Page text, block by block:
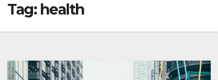
Tag: health